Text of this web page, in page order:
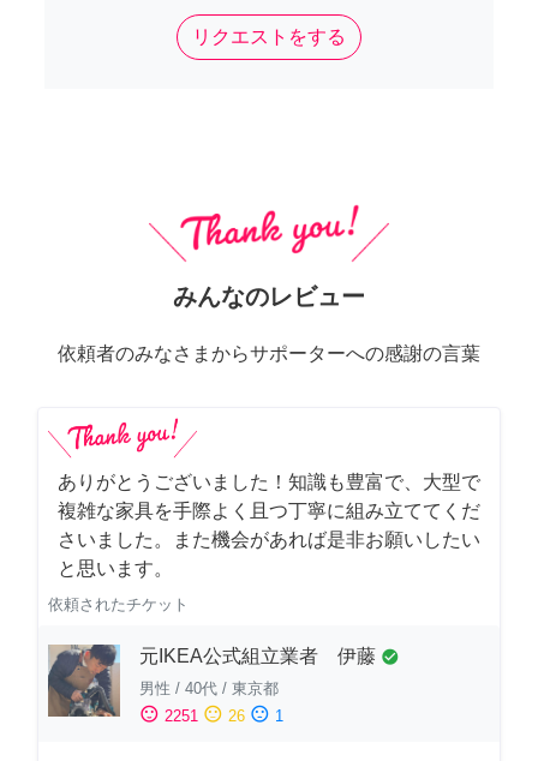
リクエストをする
みんなのレビュー
依頼者のみなさまからサポーターへの感謝の言葉
ありがとうございました！知識も豊富で、大型で
複雑な家具を手際よく且つ丁寧に組み立ててくだ
さいました。また機会があれば是非お願いしたい
と思います。
依頼されたチケット
元IKEA公式組立業者 伊藤 check_circle
男性 / 40代 / 東京都
sentiment_satisfied 2251 sentiment_neutral 26 sentiment_dissatisfied 1